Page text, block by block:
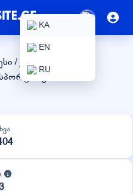
KA
EN
RU
/ კორპორაციული